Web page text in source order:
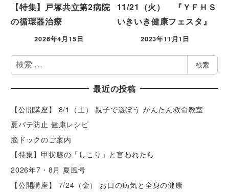
【特集】戸塚共立第2病院
の循環器治療
2026年4月15日
11/21（火） 『ＹＦＨＳ
いきいき健康フェスタ』
2023年11月1日
検
索
検索
最近の投稿
【公開講座】 8/1（土） 親子で遊ぼう かんたん救命教室
夏バテ防止 健康レシピ
脳ドックのご案内
【特集】甲状腺の「しこり」と言われたら
2026年7・8月 夏風号
【公開講座】 7/24（金） お口の病気と全身の健康